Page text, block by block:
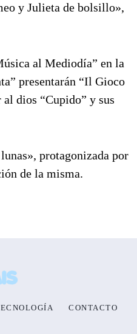
y Julieta de bolsillo»,
al Mediodía” en la
presentarán “Il Gioco
dios “Cupido” y sus
protagonizada por
de la misma.
CONTACTO